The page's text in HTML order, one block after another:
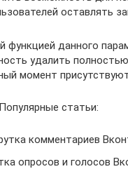
оставлять
функцией данного
удалить
момент
Популярные статьи:
комментариев
опросов и голосов